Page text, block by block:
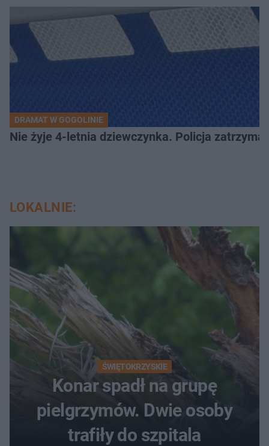
DRAMAT W GOGOLINIE
Nie żyje 4-letnia dziewczynka. Policja
LOKALNIE:
ŚWIĘTOKRZYSKIE
Konar spadł na grupę
pielgrzymów. Dwie osoby
trafiły do szpitala